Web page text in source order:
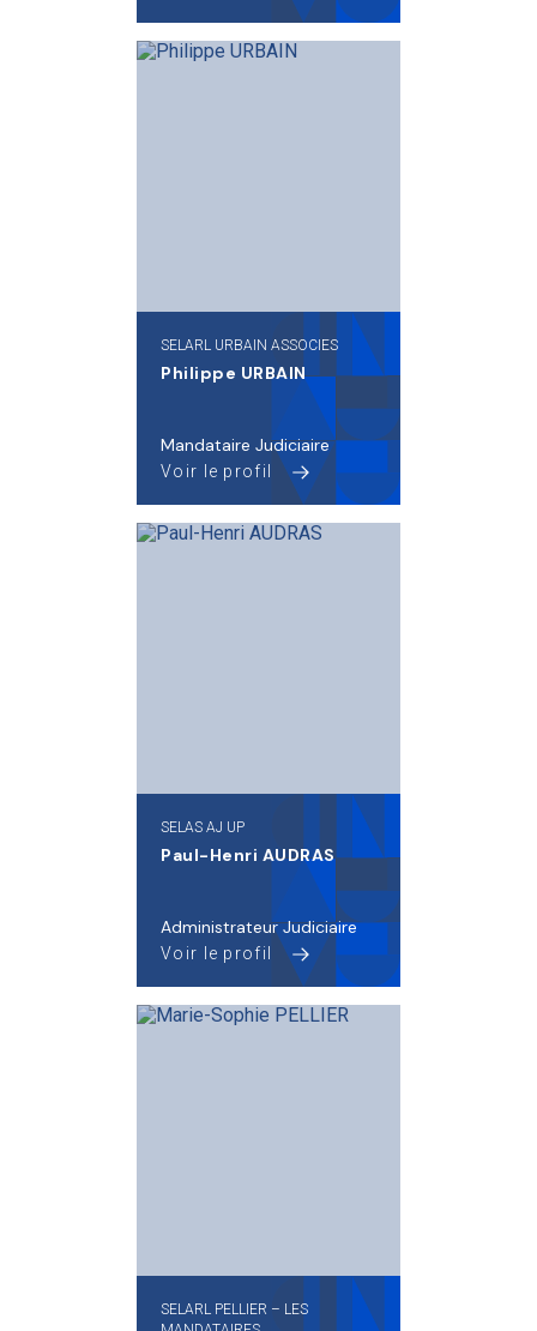
SELARL URBAIN ASSOCIES
Philippe URBAIN
Mandataire Judiciaire
Voir le profil
SELAS AJ UP
Paul-Henri AUDRAS
Administrateur Judiciaire
Voir le profil
SELARL PELLIER – LES